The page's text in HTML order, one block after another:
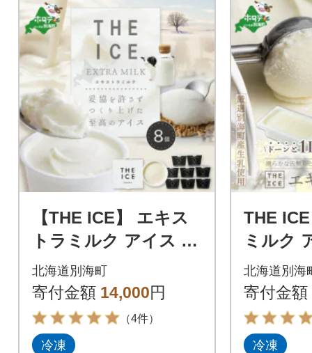
【THE ICE】 エキス
トラミルク アイス 8
個セット【別海町産生
乳使用】厳選された生
乳のみを使用
北海道別海町
寄付金額 14,000円
（4件）
冷凍
THE
ミルク
ァミリ
海町産
北海道別海
寄付金額
冷凍